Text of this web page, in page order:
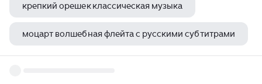
крепкий орешек классическая музыка
моцарт волшебная флейта с русскими субтитрами